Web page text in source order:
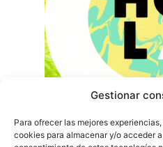
Gestionar
Para ofrecer las mejores
cookies para almacenar y/o acceder